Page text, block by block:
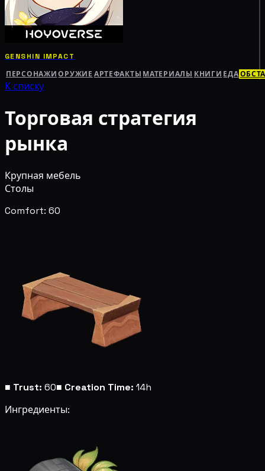
GENSHIN IMPACT
ПЕРСОНАЖИ ОРУЖИЕ АРТЕФАКТЫ МАТЕРИАЛЫ КНИГИ ЕДА
К списку
Торговая стратегия
рынка
Крупная мебель
Столы
Comfort: 60
■ Trust: 60■ Creation Time: 14h
Ингредиенты: